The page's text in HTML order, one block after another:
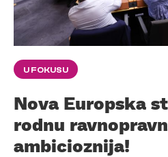
U FOKUSU
Nova Europska
rodnu
ambicioznija!